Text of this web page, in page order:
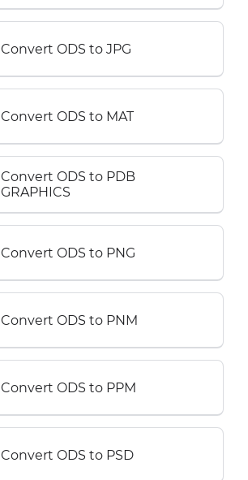
Convert ODS to JPG
Convert ODS to MAT
Convert ODS to PDB
GRAPHICS
Convert ODS to PNG
Convert ODS to PNM
Convert ODS to PPM
Convert ODS to PSD